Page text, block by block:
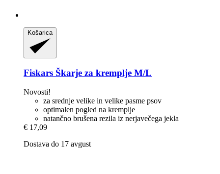
Košarica
Fiskars Škarje za kremplje M/L
Novosti!
za srednje velike in velike pasme psov
optimalen pogled na kremplje
natančno brušena rezila iz nerjavečega jekla
€ 17,09
Dostava do 17 avgust